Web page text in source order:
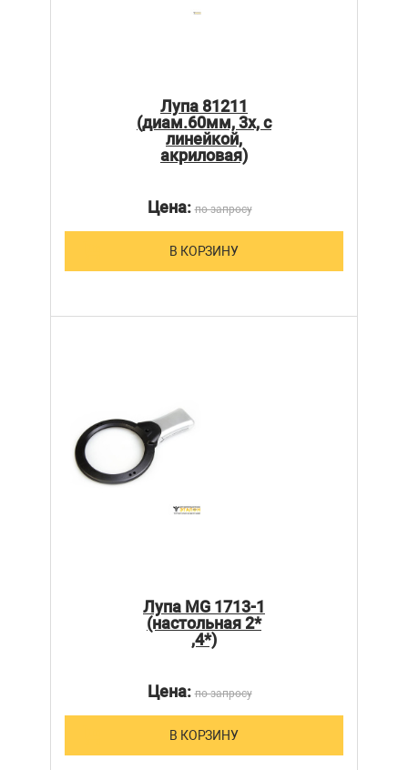
Лупа 81211
(диам.60мм, 3х, с
линейкой,
акриловая)
Цена:по запросу
В КОРЗИНУ
Лупа MG 1713-1
(настольная 2*
,4*)
Цена:по запросу
В КОРЗИНУ